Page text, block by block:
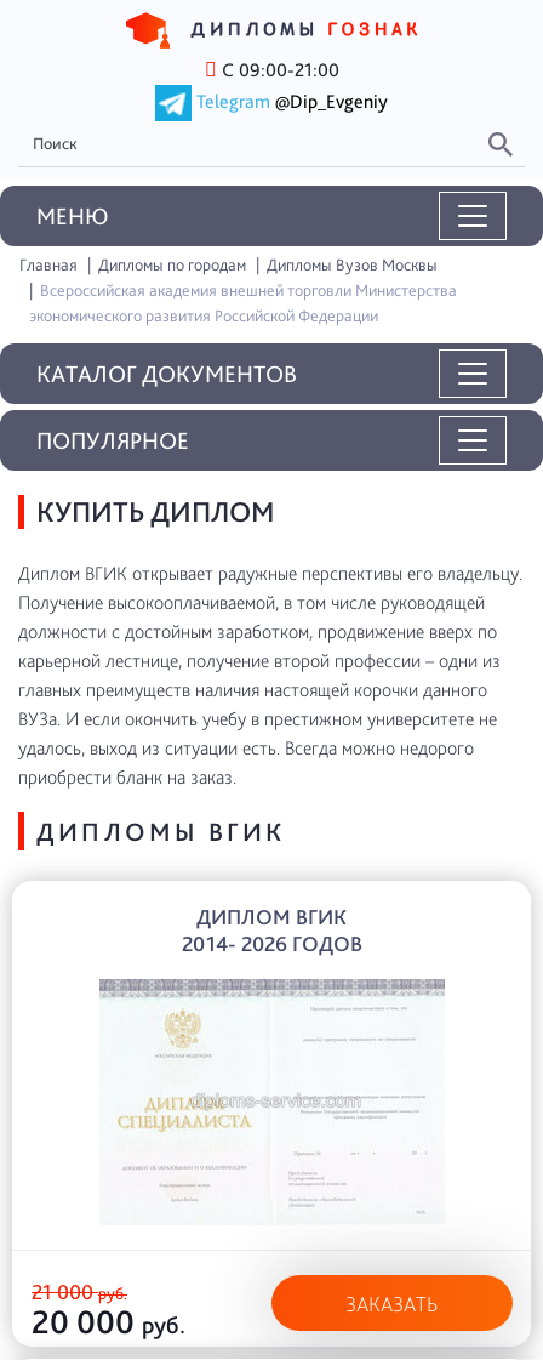
С 09:00-21:00
Telegram @Dip_Evgeniy
MEНЮ
Главная Дипломы по городам
Дипломы Вузов Москвы
Всероссийская академия внешней торговли Министерства
экономического развития Российской Федерации
КАТАЛОГ ДОКУМЕНТОВ
КУПИТЬ ДИПЛОМ
Диплом ВГИК открывает радужные перспективы его владельцу.
Получение высокооплачиваемой, в том числе руководящей
должности с достойным заработком, продвижение вверх по
карьерной лестнице, получение второй профессии – одни из
главных преимуществ наличия настоящей корочки данного
ВУЗа. И если окончить учебу в престижном университете не
удалось, выход из ситуации есть. Всегда можно недорого
приобрести бланк на заказ.
ДИПЛОМЫ ВГИК
ДИПЛОМ ВГИК
2014- 2026 ГОДОВ
21 000руб.
20 000 руб.
ЗАКАЗАТЬ
ПОПУЛЯРНОЕ